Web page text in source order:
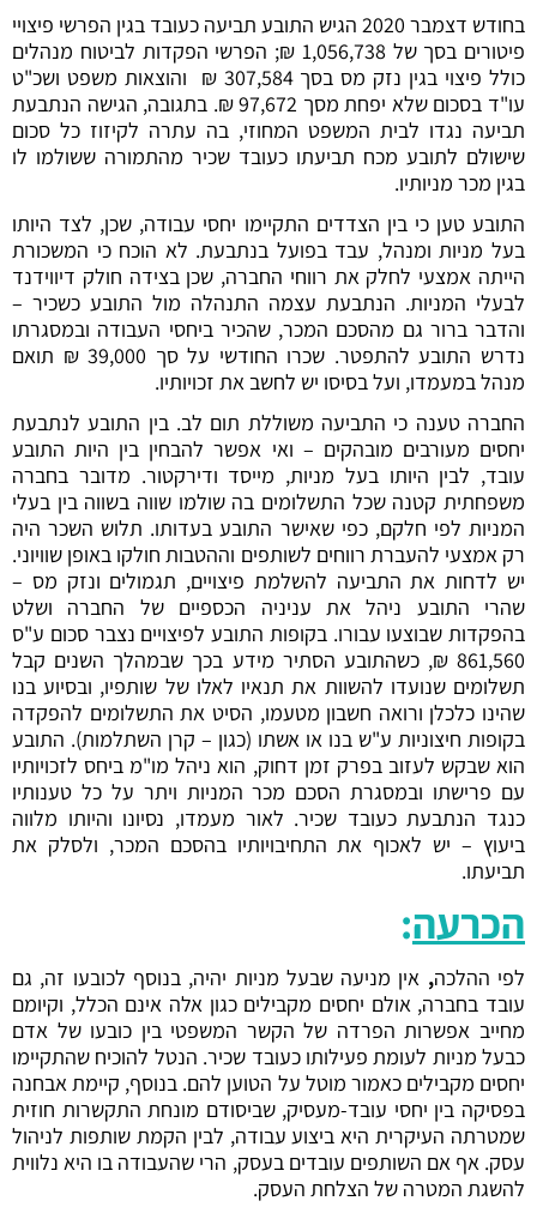
בחודש דצמבר 2020 הגיש התובע תביעה כעובד בגין הפרשי פיצויי
פיטורים בסך של 1,056,738 ₪; הפרשי הפקדות לביטוח מנהלים
כולל פיצוי בגין נזק מס בסך 307,584 ₪ והוצאות משפט ושכ"ט
עו"ד בסכום שלא יפחת מסך 97,672 ₪. בתגובה, הגישה הנתבעת
תביעה נגדו לבית המשפט המחוזי, בה עתרה לקיזוז כל סכום
שישולם לתובע מכח תביעתו כעובד שכיר מהתמורה ששולמו לו
בגין מכר מניותיו.
התובע טען כי בין הצדדים התקיימו יחסי עבודה, שכן, לצד היותו
בעל מניות ומנהל, עבד בפועל בנתבעת. לא הוכח כי המשכורת
הייתה אמצעי לחלק את רווחי החברה, שכן בצידה חולק דיווידנד
לבעלי המניות. הנתבעת עצמה התנהלה מול התובע כשכיר –
והדבר ברור גם מהסכם המכר, שהכיר ביחסי העבודה ובמסגרתו
נדרש התובע להתפטר. שכרו החודשי על סך 39,000 ₪ תואם
מנהל במעמדו, ועל בסיסו יש לחשב את זכויותיו.
החברה טענה כי התביעה משוללת תום לב. בין התובע לנתבעת
יחסים מעורבים מובהקים – ואי אפשר להבחין בין היות התובע
עובד, לבין היותו בעל מניות, מייסד ודירקטור. מדובר בחברה
משפחתית קטנה שכל התשלומים בה שולמו שווה בשווה בין בעלי
המניות לפי חלקם, כפי שאישר התובע בעדותו. תלוש השכר היה
רק אמצעי להעברת רווחים לשותפים וההטבות חולקו באופן שוויוני.
יש לדחות את התביעה להשלמת פיצויים, תגמולים ונזק מס –
שהרי התובע ניהל את עניניה הכספיים של החברה ושלט
בהפקדות שבוצעו עבורו. בקופות התובע לפיצויים נצבר סכום ע"ס
861,560 ₪, כשהתובע הסתיר מידע בכך שבמהלך השנים קבל
תשלומים שנועדו להשוות את תנאיו לאלו של שותפיו, ובסיוע בנו
שהינו כלכלן ורואה חשבון מטעמו, הסיט את התשלומים להפקדה
בקופות חיצוניות ע"ש בנו או אשתו (כגון – קרן השתלמות). התובע
הוא שבקש לעזוב בפרק זמן דחוק, הוא ניהל מו"מ ביחס לזכויותיו
עם פרישתו ובמסגרת הסכם מכר המניות ויתר על כל טענותיו
כנגד הנתבעת כעובד שכיר. לאור מעמדו, נסיונו והיותו מלווה
ביעוץ – יש לאכוף את התחיבויותיו בהסכם המכר, ולסלק את
תביעתו.
הכרעה:
לפי ההלכה, אין מניעה שבעל מניות יהיה, בנוסף לכובעו זה, גם
עובד בחברה, אולם יחסים מקבילים כגון אלה אינם הכלל, וקיומם
מחייב אפשרות הפרדה של הקשר המשפטי בין כובעו של אדם
כבעל מניות לעומת פעילותו כעובד שכיר. הנטל להוכיח שהתקיימו
יחסים מקבילים כאמור מוטל על הטוען להם. בנוסף, קיימת אבחנה
בפסיקה בין יחסי עובד-מעסיק, שביסודם מונחת התקשרות חוזית
שמטרתה העיקרית היא ביצוע עבודה, לבין הקמת שותפות לניהול
עסק. אף אם השותפים עובדים בעסק, הרי שהעבודה בו היא נלווית
להשגת המטרה של הצלחת העסק.